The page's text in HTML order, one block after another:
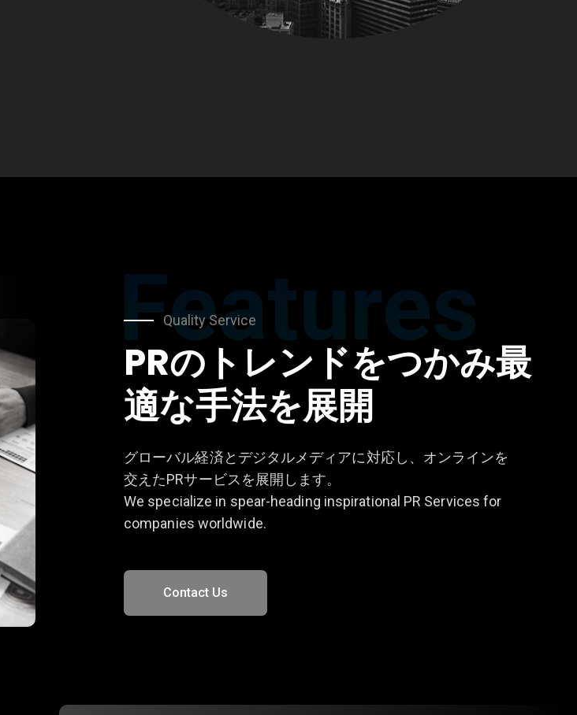
Features
Quality Service
PRのトレンドをつかみ最
適な手法を展開
グローバル経済とデジタルメディアに対応し、オンラインを
交えたPRサービスを展開します。
We specialize in spear-heading inspirational PR Services for
companies worldwide.
Contact Us